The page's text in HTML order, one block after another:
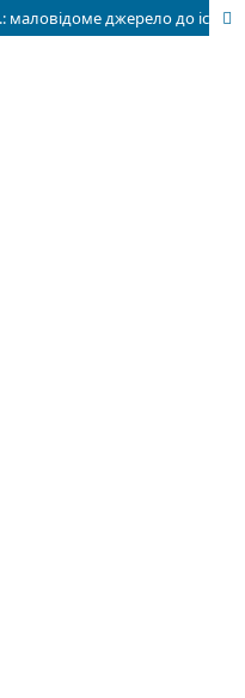
"Списки про шляхетство" 1762 p.: маловідоме джерело до історії української козацької старшини